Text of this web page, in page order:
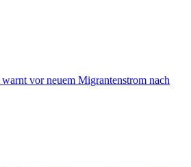
vor neuem Migrantenstrom nach